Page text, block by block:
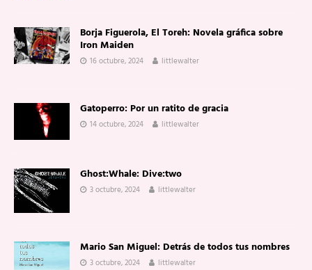
Borja Figuerola, El Toreh: Novela gráfica sobre
Iron Maiden
16 octubre, 2024 littlewalter
Gatoperro: Por un ratito de gracia
14 octubre, 2024 littlewalter
Ghost:Whale: Dive:two
3 octubre, 2024 littlewalter
Mario San Miguel: Detrás de todos tus nombres
3 octubre, 2024 littlewalter